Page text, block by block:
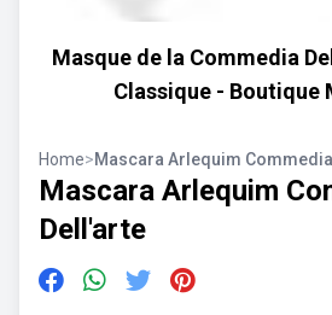
Masque de la Commedia
Classique - Boutique
Home>Mascara Arlequim
Mascara Arlequim
Dell'arte